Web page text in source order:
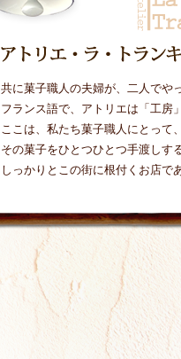
共に菓子職人の夫婦が、二人でや
フランス語で、アトリエは「工房
ここは、私たち菓子職人にとって
その菓子をひとつひとつ手渡しす
しっかりとこの街に根付くお店で